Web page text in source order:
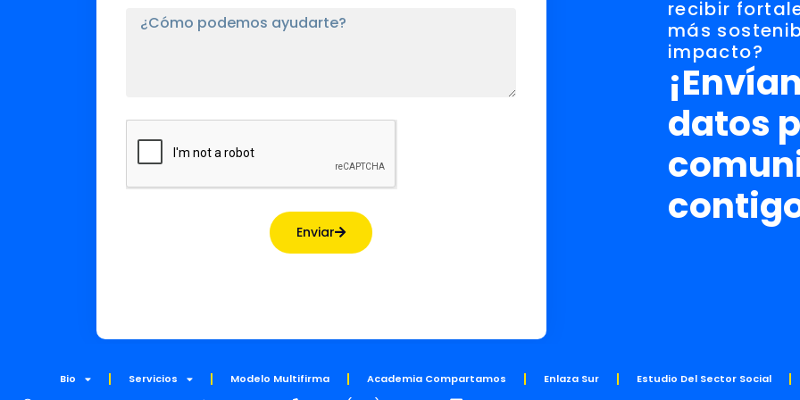
Enviar
recibir
más
impacto?
datos
Bio Servicios Modelo Multifirma Academia Compartamos Enlaza Sur Estudio Del Sector Social